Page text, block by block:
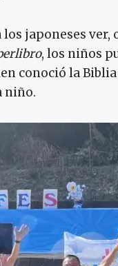
japoneses
, los niños
conoció la
niño.